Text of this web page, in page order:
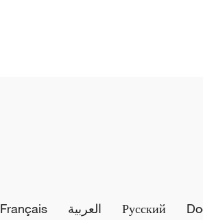
Français العربية Русский